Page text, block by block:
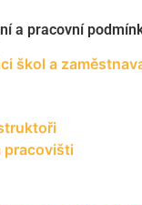
a pracovní
škol a
pracovišti